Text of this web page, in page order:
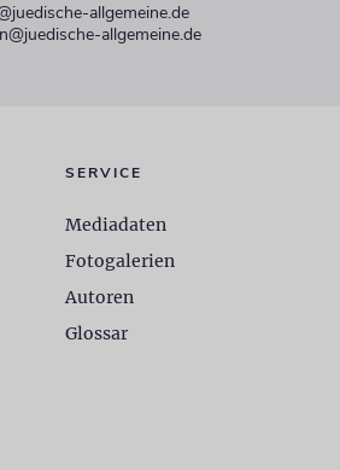
allgemeine.de
allgemeine.de
SERVICE
Mediadaten
Fotogalerien
Autoren
Glossar